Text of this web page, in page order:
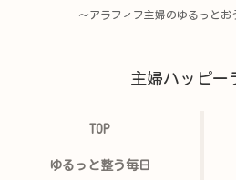
〜アラフィフ主婦のゆるっとお
主婦ハッピー
TOP
ゆるっと整う毎日